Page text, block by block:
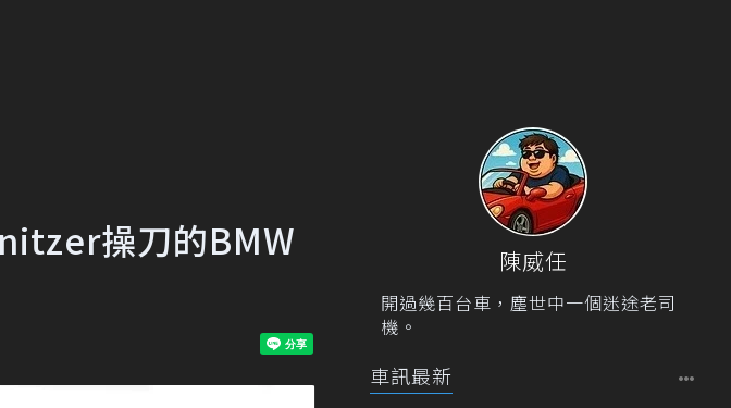
操刀的BMW
陳威任
開過幾百台車，塵世中一個迷途老司
機。
車訊最新